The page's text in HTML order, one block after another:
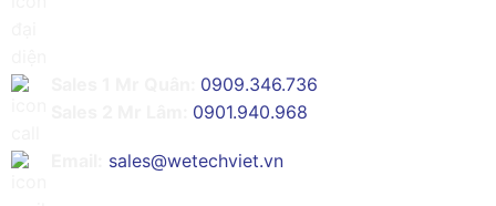
0909.346.736
0901.940.968
sales@wetechviet.vn